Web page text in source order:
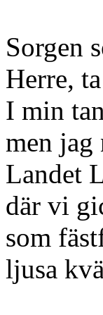
Sorgen
Herre,
I min
men jag
Landet
där vi
som
ljusa